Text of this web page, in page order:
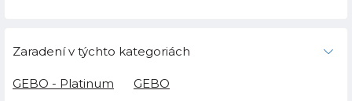
Zaradení v týchto kategoriách
GEBO - Platinum GEBO